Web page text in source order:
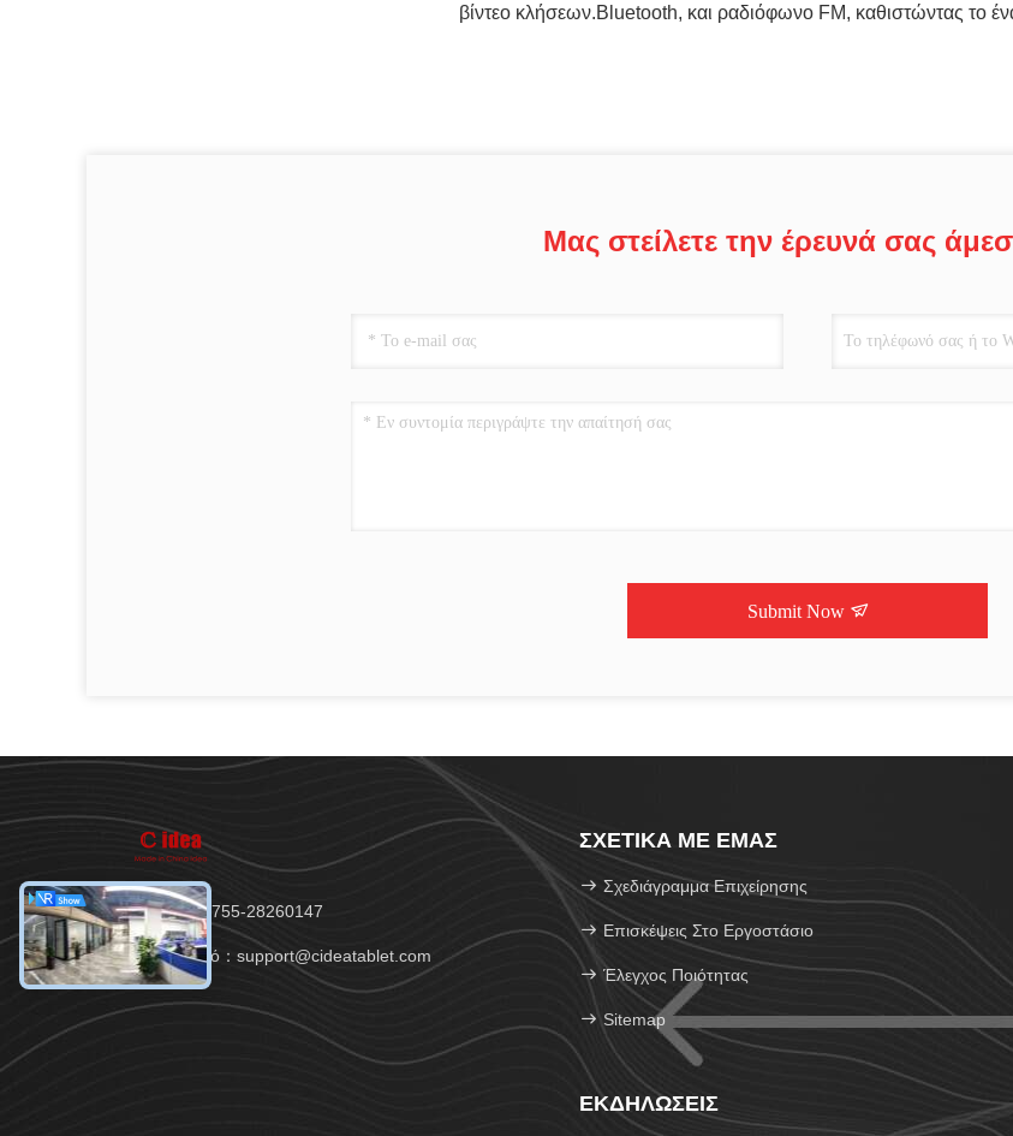
βίντεο κλήσεων.Bluetooth, και ραδιόφωνο FM, καθιστώντας το
Μας στείλετε την έρευνά σας
Submit Now
Τηλ.：86-0755-28260147
Ηλεκτρονικό：support@cideatablet.com
ΣΧΕΤΙΚΆ ΜΕ ΕΜΆΣ
Σχεδιάγραμμα Επιχείρησης
Επισκέψεις Στο Εργοστάσιο
Έλεγχος Ποιότητας
Sitemap
ΕΚΔΗΛΏΣΕΙΣ